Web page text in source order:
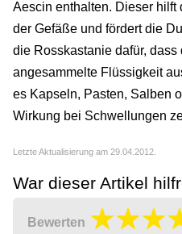
Aescin enthalten. Dieser hilft
der Gefäße und fördert die
die Rosskastanie dafür,
angesammelte Flüssigkeit
es Kapseln, Pasten, Salben
Wirkung bei Schwellungen
Letzte Aktualisierung am 29.04.2012.
War dieser Artikel
Bewerten